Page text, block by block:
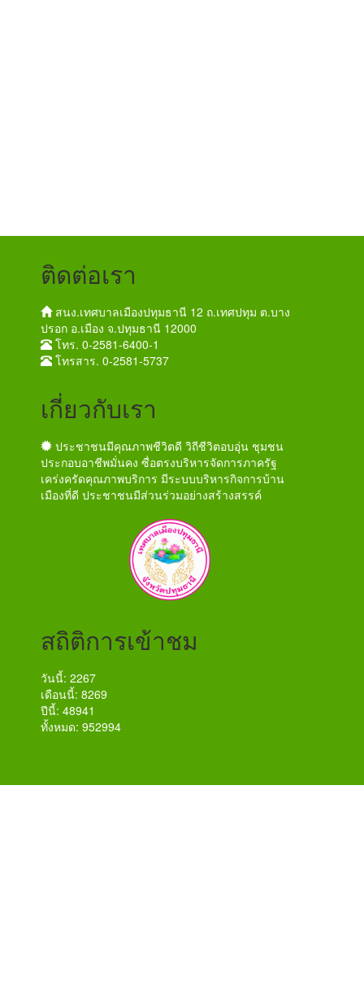
ติดต่อเรา
สนง.เทศบาลเมืองปทุมธานี 12 ถ.เทศปทุม ต.บาง
ปรอก อ.เมือง จ.ปทุมธานี 12000
โทร. 0-2581-6400-1
โทรสาร. 0-2581-5737
เกี่ยวกับเรา
ประชาชนมีคุณภาพชีวิตดี วิถีชีวิตอบอุ่น ชุมชน
ประกอบอาชีพมั่นคง ซื่อตรงบริหารจัดการภาครัฐ
เคร่งครัดคุณภาพบริการ มีระบบบริหารกิจการบ้าน
เมืองที่ดี ประชาชนมีส่วนร่วมอย่างสร้างสรรค์
สถิติการเข้าชม
วันนี้: 2267
เดือนนี้: 8269
ปีนี้: 48941
ทั้งหมด: 952994